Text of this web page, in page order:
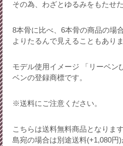
その為、わざとゆるみをもたせ
8本骨に比べ、6本骨の商品の場
よりたるんで見えることもありま
モデル使用イメージ 「リーベン
ベンの登録商標です。
※送料にご注意ください。
こちらは送料無料商品となりま
島宛の場合は別途送料(+1,080円